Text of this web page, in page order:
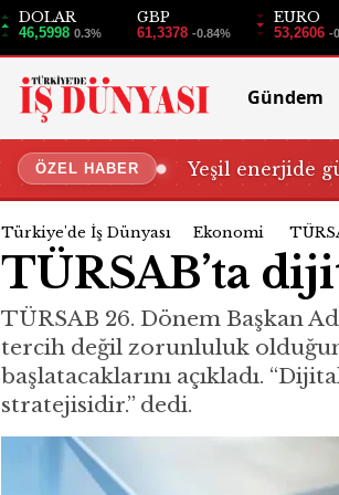
DOLAR
46,5998 0.3%
GBP
61,3378 -0.84%
EURO
53,2606 -
Gündem
ÖZEL HABER Yeşil enerjide
Türkiye'de İş Dünyası Ekonomi
TÜRSAB’ta
TÜRSAB 26. Dönem Başkan
tercih değil zorunluluk
başlatacaklarını açıkladı.
stratejisidir.” dedi.